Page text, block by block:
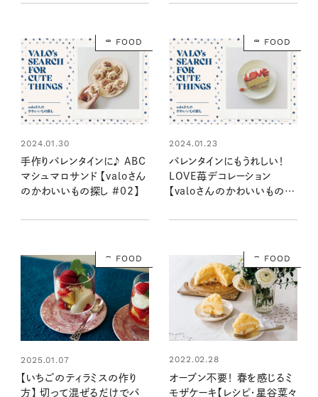
FOOD
2024.01.30
手作りバレンタインに♪ ABC
マシュマロサンド 【valoさん
のかわいいもの探し #02】
FOOD
2024.01.23
バレンタインにもうれしい！
LOVE苺デコレーション
【valoさんのかわいいもの探
FOOD
2025.01.07
【いちごのティラミスの作り
方】 切って混ぜるだけでパ
FOOD
2022.02.28
オーブン不要！ 春を感じるミ
モザケーキ【レシピ・星谷菜々